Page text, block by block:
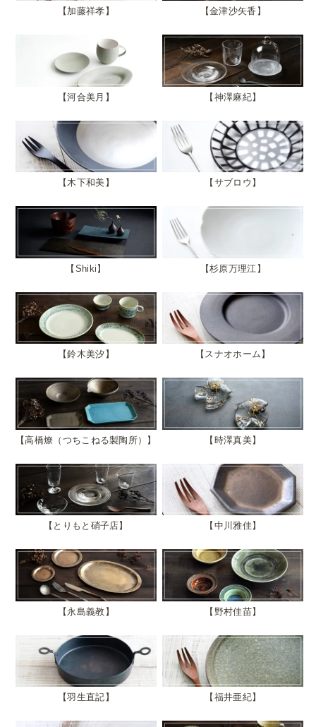
加藤祥孝 金津沙矢香
河合美月 神澤麻紀
木下和美 サブロウ
Shiki 杉原万理江
鈴木美汐 スナオホーム
高橋燎（つちこねる製陶所） 時澤真美
とりもと硝子店 中川雅佳
永島義教 野村佳苗
羽生直記 福井亜紀